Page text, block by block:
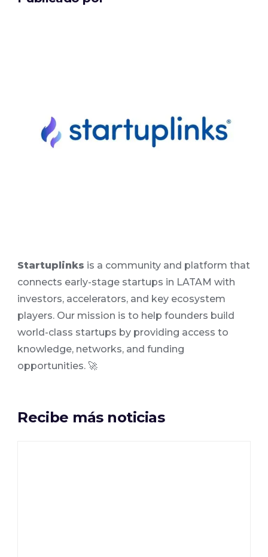
Startuplinks is a community and platform that
connects early-stage startups in LATAM with
investors, accelerators, and key ecosystem
players. Our mission is to help founders build
world-class startups by providing access to
knowledge, networks, and funding
opportunities. 🚀
Recibe más noticias